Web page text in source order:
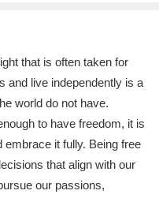
that is often taken for
and live independently is a
world do not have.
to have freedom, it is
it fully. Being free
that align with our
our passions,